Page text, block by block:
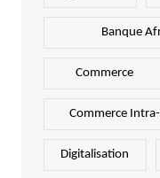
Banque
Commerce
Commerce
Digitalisation